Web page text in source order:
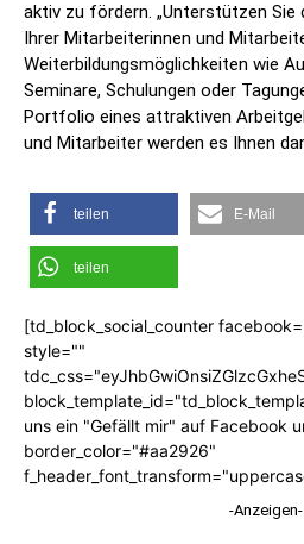
aktiv zu fördern. „Unterstützen Sie
Ihrer Mitarbeiterinnen und
Weiterbildungsmöglichkeiten wie
Seminare, Schulungen oder
Portfolio eines attraktiven
und Mitarbeiter werden es Ihnen
teilen E-Mail
teilen
[td_block_social_counter
style=""
uns ein "Gefällt mir" auf Facebook
border_color="#aa2926"
-Anzeigen-